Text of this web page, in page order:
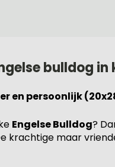
bulldog in
en persoonlijk
Engelse Bulldog?
krachtige maar